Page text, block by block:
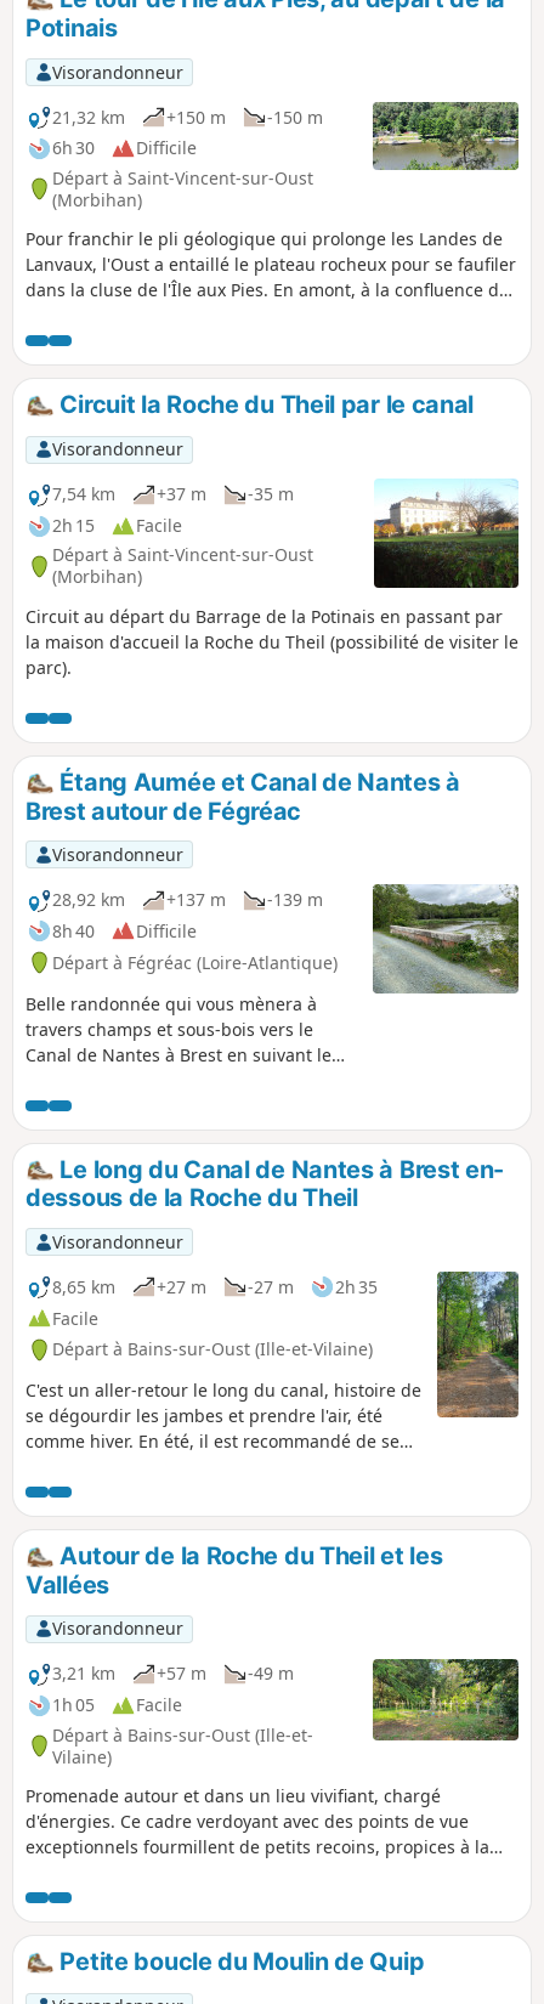
Potinais
Visorandonneur
21,32 km
+150 m
-150 m
6h 30
Difficile
Départ à Saint-Vincent-sur-Oust
(Morbihan)
Pour franchir le pli géologique qui prolonge les Landes de
Lanvaux, l'Oust a entaillé le plateau rocheux pour se faufiler
dans la cluse de l'Île aux Pies. En amont, à la confluence de
tantôt couverte d'eau. Il faut choisir le bon moment pour y
diriger ses pas. Un début de printemps semble la bonne
saison pour profiter pleinement des paysages
traversés...sans se mouiller les pieds.
Circuit la Roche du Theil par le canal
Visorandonneur
7,54 km
+37 m
-35 m
2h 15
Facile
Départ à Saint-Vincent-sur-Oust
(Morbihan)
Circuit au départ du Barrage de la Potinais en passant par
la maison d'accueil la Roche du Theil (possibilité de visiter le
parc).
Étang Aumée et Canal de Nantes à
Brest autour de Fégréac
Visorandonneur
28,92 km
+137 m
-139 m
8h 40
Difficile
Départ à Fégréac (Loire-Atlantique)
Belle randonnée qui vous mènera à
travers champs et sous-bois vers le
Canal de Nantes à Brest en suivant le
partie du parcours se trouve sur les
hauteurs de la vallée de la Vilaine et du
canal ce qui vous offrira de belles vues
dégagées. Vous gouterez également à
la quiétude du canal en empruntant la
voie verte et conclurez par un tour de
l'Étang Aumée après être passé par un
lieu atypique : la Carrière du Bellion à
Fégréac (le circuit peut se faire à VTT).
Le long du Canal de Nantes à Brest en-
dessous de la Roche du Theil
Visorandonneur
8,65 km
+27 m -27 m
2h 35
Facile
Départ à Bains-sur-Oust (Ille-et-Vilaine)
C'est un aller-retour le long du canal, histoire de
se dégourdir les jambes et prendre l'air, été
comme hiver. En été, il est recommandé de se
sortie. C'est tout plat et cela convient, tout à fait,
aux poussettes. Le retour est possible, à tout
moment, dès que le besoin se fait sentir.
Autour de la Roche du Theil et les
Vallées
Visorandonneur
3,21 km
+57 m
-49 m
1h 05
Facile
Départ à Bains-sur-Oust (Ille-et-
Vilaine)
Promenade autour et dans un lieu vivifiant, chargé
d'énergies. Ce cadre verdoyant avec des points de vue
exceptionnels fourmillent de petits recoins, propices à la
bien lire le Nota Bene dans la rubrique "informations
pratiques".
Petite boucle du Moulin de Quip